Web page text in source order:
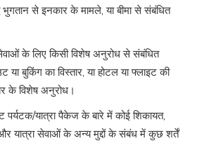
भुगतान से इनकार के मामले, या बीमा से संबंधित
के लिए किसी विशेष अनुरोध से संबंधित
बुकिंग का विस्तार, या होटल या फ्लाइट की
के विशेष अनुरोध।
पर्यटक/यात्रा पैकेज के बारे में कोई शिकायत,
और यात्रा सेवाओं के अन्य मुद्दों के संबंध में कुछ शर्तें